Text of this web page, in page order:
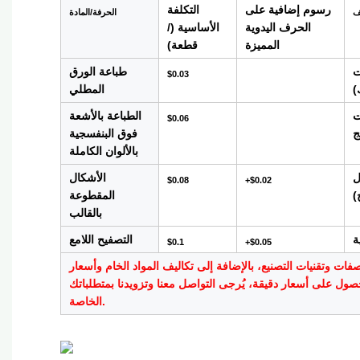
الحرفة/المادة
التكلفة
الأساسية (/
قطعة)
رسوم إضافية على
الحرف اليدوية
المميزة
طباعة الورق
المطلي
$0.03
الطباعة بالأشعة
فوق البنفسجية
بالألوان الكاملة
$0.06
الأشكال
المقطوعة
بالقالب
$0.08 +$0.02
التصفيح اللامع $0.1 +$0.05
وتقنيات التصنيع، بالإضافة إلى تكاليف المواد الخام وأسعار
على أسعار دقيقة، يُرجى التواصل معنا وتزويدنا بمتطلباتك
الخاصة.